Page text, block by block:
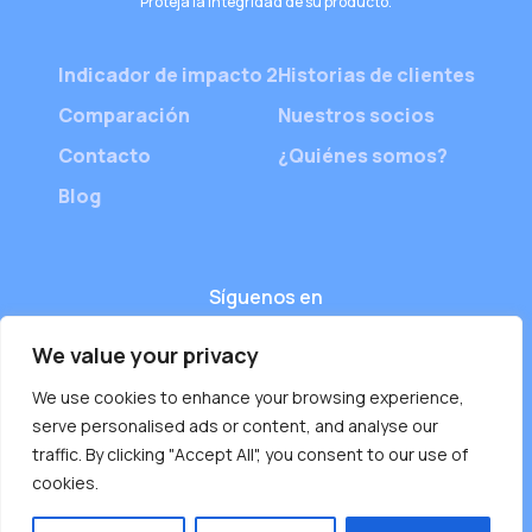
We value your privacy
We use cookies to enhance your browsing experience,
serve personalised ads or content, and analyse our
traffic. By clicking "Accept All", you consent to our use of
cookies.
Indicador de impacto 2
Comparación
Contacto
Blog
Historias de clientes
Nuestros socios
¿Quiénes somos?
Síguenos en